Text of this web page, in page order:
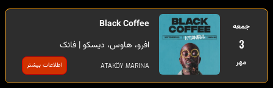
جمعه
3
مهر
Black Coffee
افرو، هاوس، دیسکو | فانک
ATAKÖY MARINA اطلاعات بیشتر